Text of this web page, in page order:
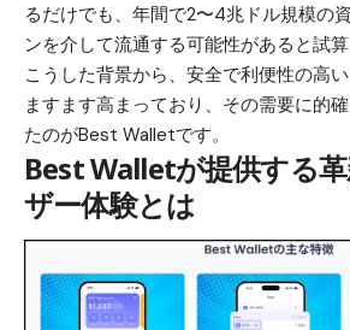
るだけでも、年間で2〜4兆ドル規模の
ンを介して流通する可能性があると試算
こうした背景から、安全で利便性の高
ますます高まっており、その需要に的
たのがBest Walletです。
Best Walletが提供する
ザー体験とは